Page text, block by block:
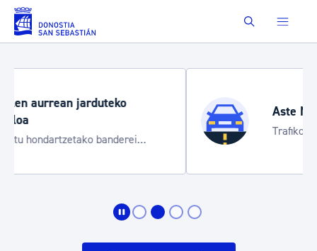
Eduki nagusira joan Buscar
Aste Nagusia 2026
Trafiko mozketak eta garraio zerbitzu
bereziak